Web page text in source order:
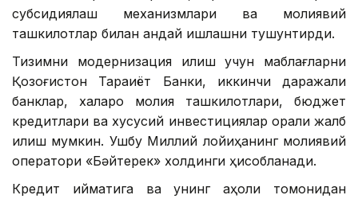
субсидиялаш механизмлари ва молиявий
ташкилотлар билан қандай ишлашни тушунтирди.
Тизимни модернизация қилиш учун маблағларни
Қозоғистон Тараққиёт Банки, иккинчи даражали
банклар, халқаро молия ташкилотлари, бюджет
кредитлари ва хусусий инвестициялар орқали жалб
қилиш мумкин. Ушбу Миллий лойиҳанинг молиявий
оператори «Бәйтерек» холдинги ҳисобланади.
Кредит қийматига ва унинг аҳоли томонидан